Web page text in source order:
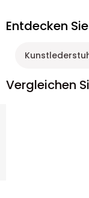
Entdecken
Vergleichen